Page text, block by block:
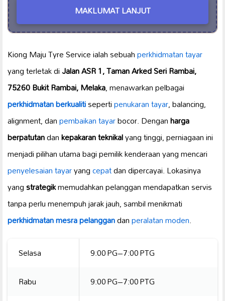
MAKLUMAT LANJUT
Kiong Maju Tyre Service ialah sebuahperkhidmatan tayar
yang terletak diJalan ASR 1, Taman Arked Seri Rambai,
75260 Bukit Rambai, Melaka, menawarkan pelbagai
perkhidmatan berkualitisepertipenukaran tayar, balancing,
alignment, danpembaikan tayarbocor. Denganharga
berpatutandankepakaran teknikalyang tinggi, perniagaan ini
menjadi pilihan utama bagi pemilik kenderaan yang mencari
penyelesaian tayaryangcepatdan dipercayai. Lokasinya
yangstrategikmemudahkan pelanggan mendapatkan servis
tanpa perlu menempuh jarak jauh, sambil menikmati
perkhidmatan mesra pelanggandanperalatan moden.
Selasa
9:00 PG–7:00 PTG
Rabu
9:00 PG–7:00 PTG